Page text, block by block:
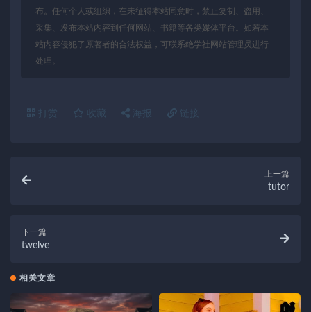
布。任何个人或组织，在未征得本站同意时，禁止复制、盗用、
采集、发布本站内容到任何网站、书籍等各类媒体平台。如若本
站内容侵犯了原著者的合法权益，可联系绝学社网站管理员进行
处理。
打赏 收藏 海报 链接
上一篇
tutor
下一篇
twelve
相关文章